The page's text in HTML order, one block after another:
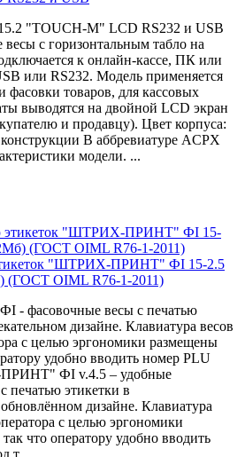
"TOUCH-M" LCD RS232 и USB
с горизонтальным табло на
к онлайн-кассе, ПК или
или RS232. Модель применяется
фасовки товаров, для кассовых
выводятся на двойной LCD экран
и продавцу). Цвет корпуса:
В аббревиатуре ACPX
модели. ...
"ШТРИХ-ПРИНТ" ФI 15-2.5
(ГОСТ OIML R76-1-2011)
фасовочные весы с печатью
дизайне. Клавиатура весов
с целью эргономики размещены
удобно вводить номер PLU
ФI v.4.5 – удобные
печатью этикетки в
дизайне. Клавиатура
с целью эргономики
что оператору удобно вводить
т ...